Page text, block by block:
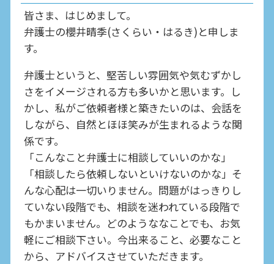
皆さま、はじめまして。
弁護士の櫻井晴季(さくらい・はるき)と申しま
す。
弁護士というと、堅苦しい雰囲気や気むずかし
さをイメージされる方も多いかと思います。し
かし、私がご依頼者様と築きたいのは、会話を
しながら、自然とほほ笑みが生まれるような関
係です。
「こんなこと弁護士に相談していいのかな」
「相談したら依頼しないといけないのかな」そ
んな心配は一切いりません。問題がはっきりし
ていない段階でも、相談を迷われている段階で
もかまいません。どのようななことでも、お気
軽にご相談下さい。今出来ること、必要なこと
から、アドバイスさせていただきます。